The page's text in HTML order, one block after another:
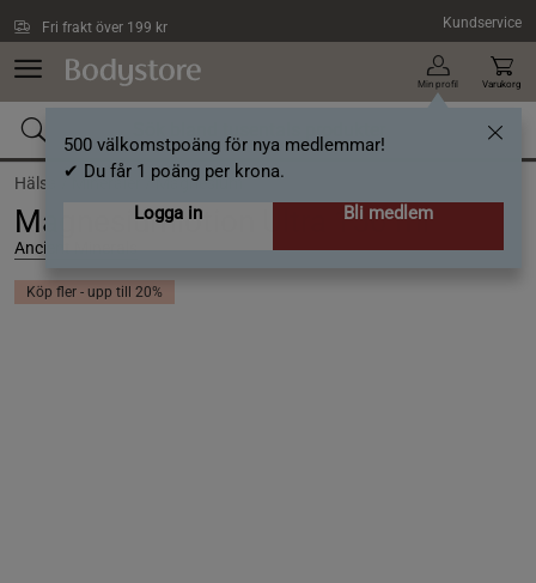
Fri frakt över 199 kr Kundservice
Min profil
500 välkomstpoäng för nya medlemmar!
✔ Du får 1 poäng per krona.
Logga in
Bli medlem
Varukorg
Hälsa / Mineraler /Magnesium
Magnesiumlotion Ultra 150 ml
Ancient Minerals
Köp fler - upp till 20%